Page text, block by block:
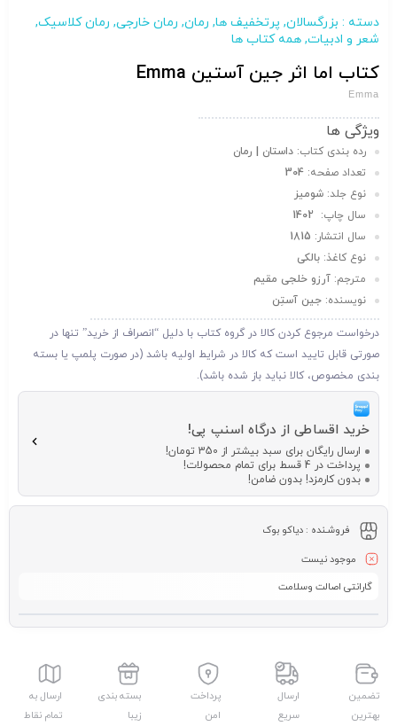
دسته : بزرگسالان, پرتخفیف ها, رمان, رمان خارجی, رمان کلاسیک,
شعر و ادبیات, همه کتاب ها
کتاب اما اثر جین آستین Emma
Emma
ویژگی ها
رده بندی کتاب: داستان | رمان
تعداد صفحه: 304
نوع جلد: شومیز
سال چاپ:
سال انتشار: 1815
نوع کاغذ: بالکی
مترجم: آرزو خلجی مقیم
نویسنده: جین آستِن
درخواست مرجوع کردن کالا در گروه کتاب با دلیل “انصراف از خرید” تنها در
صورتی قابل تایید است که کالا در شرایط اولیه باشد (در صورت پلمپ یا بسته
بندی مخصوص، کالا نباید باز شده باشد).
خرید اقساطی از درگاه اسنپ پی!
ارسال رایگان برای سبد بیشتر از 350 تومان!
پرداخت در 4 قسط برای تمام محصولات!
بدون کارمزد! بدون ضامن!
فروشـنده : دیاکو بوک
موجود نیست
گارانتی اصالت وسلامت
تضمین
بهترین
ارسال
سریع
پرداخت
امن
بسته بندی
زیبا
ارسال به
تمام نقاط